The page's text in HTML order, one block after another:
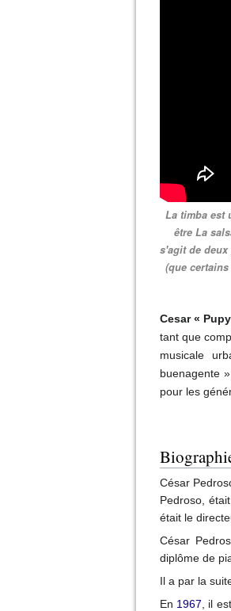
La timba est
être La
s'agit de
(que
Cesar «
tant que
musicale
buenagente
pour les
César
Pedroso,
était le
César
diplôme de
Il a par la
En 1967 , il